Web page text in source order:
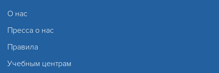
О нас
Пресса о нас
Правила
Учебным центрам